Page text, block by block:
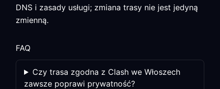
DNS i zasady usługi; zmiana trasy nie jest jedyną
zmienną.
FAQ
Czy trasa zgodna z Clash we Włoszech
zawsze poprawi prywatność?